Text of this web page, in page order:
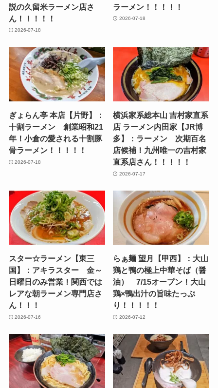
説の久留米ラーメン店さ
ん！！！！！
2026-07-18
ラーメン！！！！！
2026-07-18
ぎょらん亭 本店【片野】：
十割ラーメン 創業昭和21
年！小倉の愛される十割豚
骨ラーメン！！！！！
2026-07-18
横浜家系総本山 吉村家直系
店 ラーメン内田家【JR博
多】：ラーメン 次期百名
店候補！九州唯一の吉村家
直系店さん！！！！！
2026-07-17
スター☆ラーメン【東三
国】：アキラスター 金～
日曜日のみ営業！関西では
レアな朝ラーメン専門店さ
ん！！！
2026-07-16
らぁ麺 望月【甲西】：大山
鶏と鴨の極上中華そば（醤
油） 7/15オープン！大山
鶏×鴨出汁の旨味たっぷ
り！！！！！
2026-07-12